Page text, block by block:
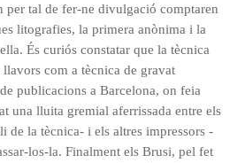
per tal de fer-ne divulgació comptaren
litografies, la primera anònima i la
És curiós constatar que la tècnica
com a tècnica de gravat
publicacions a Barcelona, on feia
una lluita gremial aferrissada entre els
de la tècnica- i els altres impressors -
los-la. Finalment els Brusi, pel fet